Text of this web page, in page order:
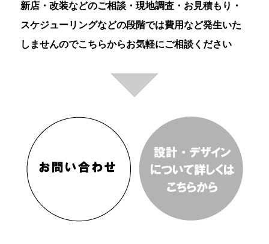
新店・改装などのご相談・現地調査・お見積もり・
スケジューリングなどの段階では費用など発生いた
しませんのでこちらからお気軽にご相談ください